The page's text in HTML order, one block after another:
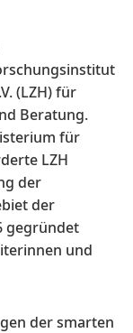
(LZH) für
Beratung.
für
LZH
der
der
gegründet
und
der smarten